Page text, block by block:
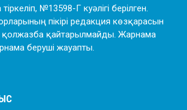
№13598-Г куәлігі берілген.
пікірі редакция көзқарасын
қолжазба қайтарылмайды. Жарнама
беруші жауапты.